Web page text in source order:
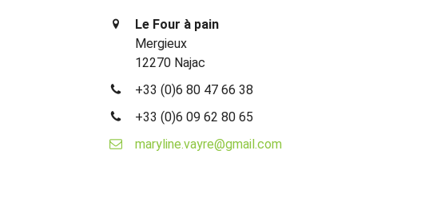
Le Four à pain
Mergieux
12270 Najac
+33 (0)6 80 47 66 38
+33 (0)6 09 62 80 65
maryline.vayre@gmail.com